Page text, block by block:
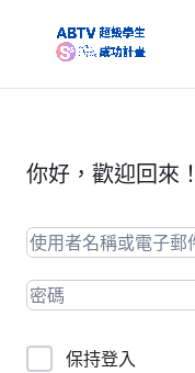
你好，歡迎回來！
保持登入